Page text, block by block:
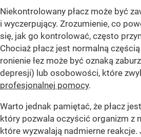
Niekontrolowany płacz może być
i wyczerpujący. Zrozumienie, co
się, jak go kontrolować, często
Chociaż płacz jest normalną
ronienie łez może być oznaką
depresji) lub osobowości, które
profesjonalnej pomocy.
Warto jednak pamiętać, że płacz
który pozwala oczyścić organizm z
które wyzwalają nadmierne reakcje.